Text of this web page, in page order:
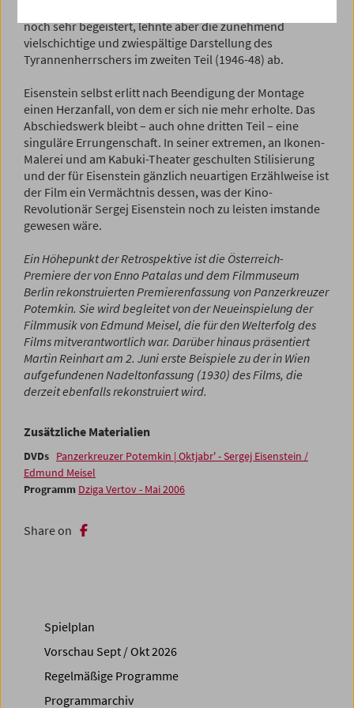
noch sehr begeistert, lehnte aber die zunehmend
vielschichtige und zwiespältige Darstellung des
Tyrannenherrschers im zweiten Teil (1946-48) ab.
Eisenstein selbst erlitt nach Beendigung der Montage
einen Herzanfall, von dem er sich nie mehr erholte. Das
Abschiedswerk bleibt – auch ohne dritten Teil – eine
singuläre Errungenschaft. In seiner extremen, an Ikonen-
Malerei und am Kabuki-Theater geschulten Stilisierung
und der für Eisenstein gänzlich neuartigen Erzählweise ist
der Film ein Vermächtnis dessen, was der Kino-
Revolutionär Sergej Eisenstein noch zu leisten imstande
gewesen wäre.
Ein Höhepunkt der Retrospektive ist die Österreich-
Premiere der von Enno Patalas und dem Filmmuseum
Berlin rekonstruierten Premierenfassung von Panzerkreuzer
Potemkin. Sie wird begleitet von der Neueinspielung der
Filmmusik von Edmund Meisel, die für den Welterfolg des
Films mitverantwortlich war. Darüber hinaus präsentiert
Martin Reinhart am 2. Juni erste Beispiele zu der in Wien
aufgefundenen Nadeltonfassung (1930) des Films, die
derzeit ebenfalls rekonstruiert wird.
Zusätzliche Materialien
DVDs Panzerkreuzer Potemkin | Oktjabr' - Sergej Eisenstein /
Edmund Meisel
Programm Dziga Vertov - Mai 2006
Share on
Spielplan
Vorschau Sept / Okt 2026
Regelmäßige Programme
Programmarchiv